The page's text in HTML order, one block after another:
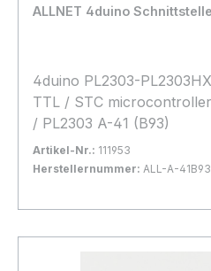
ALLNET 4duino
4duino PL2303-
TTL / STC
/ PL2303 A-41 (B93)
Artikel-Nr.: 111953
Herstellernummer: ALL-A-41B93
In den Warenkorb